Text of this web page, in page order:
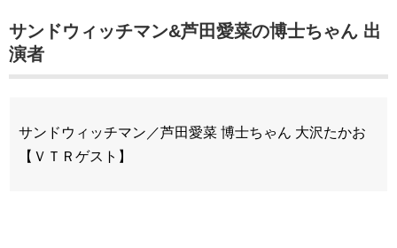
サンドウィッチマン&芦田愛菜の博士ちゃん 出
演者
サンドウィッチマン／芦田愛菜 博士ちゃん 大沢たかお
【ＶＴＲゲスト】